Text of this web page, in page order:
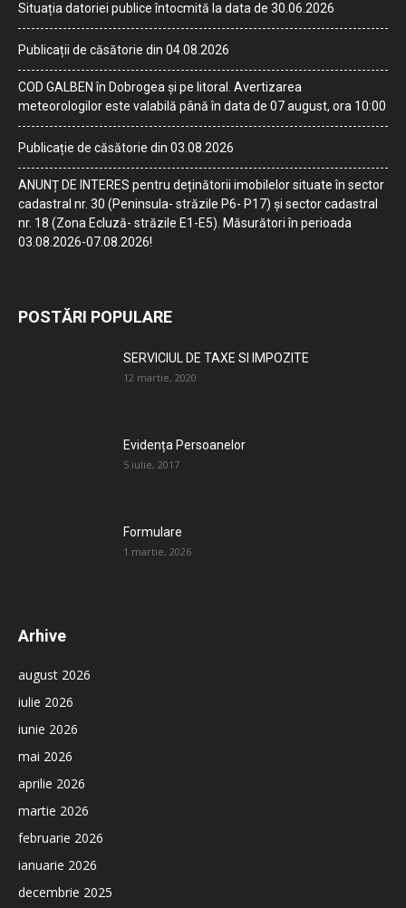
Situația datoriei publice întocmită la data de 30.06.2026
Publicații de căsătorie din 04.08.2026
COD GALBEN în Dobrogea și pe litoral. Avertizarea
meteorologilor este valabilă până în data de 07 august, ora 10:00
Publicație de căsătorie din 03.08.2026
ANUNȚ DE INTERES pentru deținătorii imobilelor situate în sector
cadastral nr. 30 (Peninsula- străzile P6- P17) și sector cadastral
nr. 18 (Zona Ecluză- străzile E1-E5). Măsurători în perioada
03.08.2026-07.08.2026!
POSTĂRI POPULARE
SERVICIUL DE TAXE SI IMPOZITE
12 martie, 2020
Evidența Persoanelor
5 iulie, 2017
Formulare
1 martie, 2026
Arhive
august 2026
iulie 2026
iunie 2026
mai 2026
aprilie 2026
martie 2026
februarie 2026
ianuarie 2026
decembrie 2025